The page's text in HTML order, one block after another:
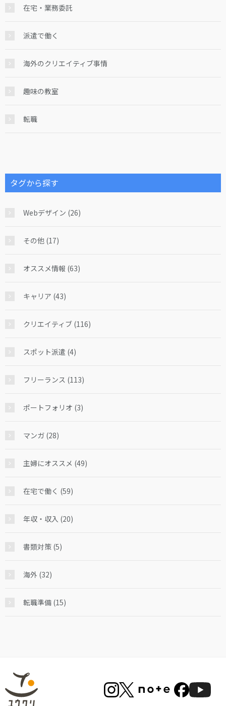
在宅・業務委託
派遣で働く
海外のクリエイティブ事情
趣味の教室
転職
タグから探す
Webデザイン (26)
その他 (17)
オススメ情報 (63)
キャリア (43)
クリエイティブ (116)
スポット派遣 (4)
フリーランス (113)
ポートフォリオ (3)
マンガ (28)
主婦にオススメ (49)
在宅で働く (59)
年収・収入 (20)
書類対策 (5)
海外 (32)
転職準備 (15)